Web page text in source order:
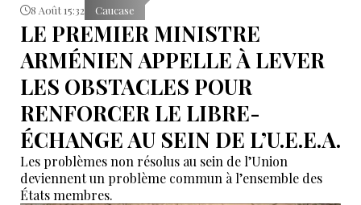
8 Août 15:32 Caucase
LE PREMIER MINISTRE
ARMÉNIEN APPELLE À LEVER
LES OBSTACLES POUR
RENFORCER LE LIBRE-
ÉCHANGE AU SEIN DE L’U.E.E.A.
Les problèmes non résolus au sein de l’Union
deviennent un problème commun à l’ensemble des
États membres.